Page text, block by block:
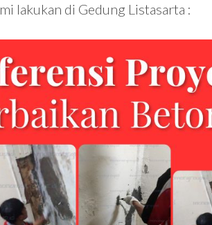
lakukan di Gedung Listasarta :